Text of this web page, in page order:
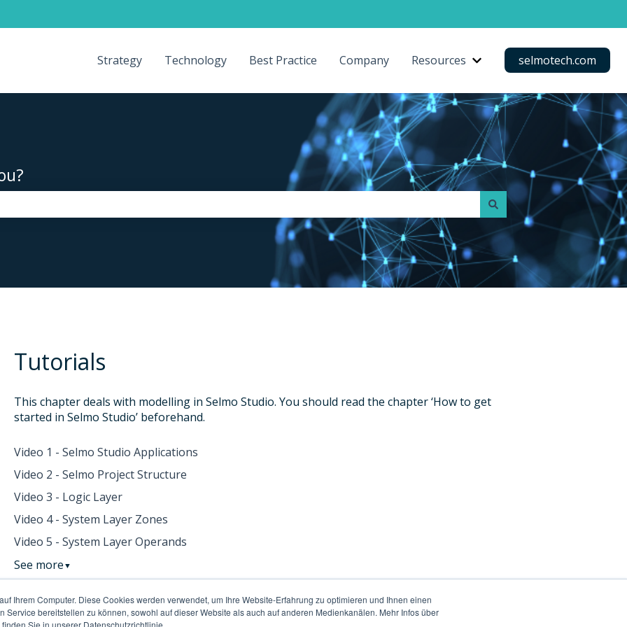
Ihrem Computer. Diese Cookies werden verwendet, um Ihre Website-Erfahrung zu optimieren und Ihnen einen
Service bereitstellen zu können, sowohl auf dieser Website als auch auf anderen Medienkanälen. Mehr Infos über
Sie in unserer Datenschutzrichtlinie.
Strategy Technology Best Practice Company Resources Show submenu for
selmotech.com
Tutorials
This chapter deals with modelling in Selmo Studio. You should read the chapter ‘How to get
started in Selmo Studio’ beforehand.
Video 1 - Selmo Studio Applications
Video 2 - Selmo Project Structure
Video 3 - Logic Layer
Video 4 - System Layer Zones
Video 5 - System Layer Operands
See more ▼